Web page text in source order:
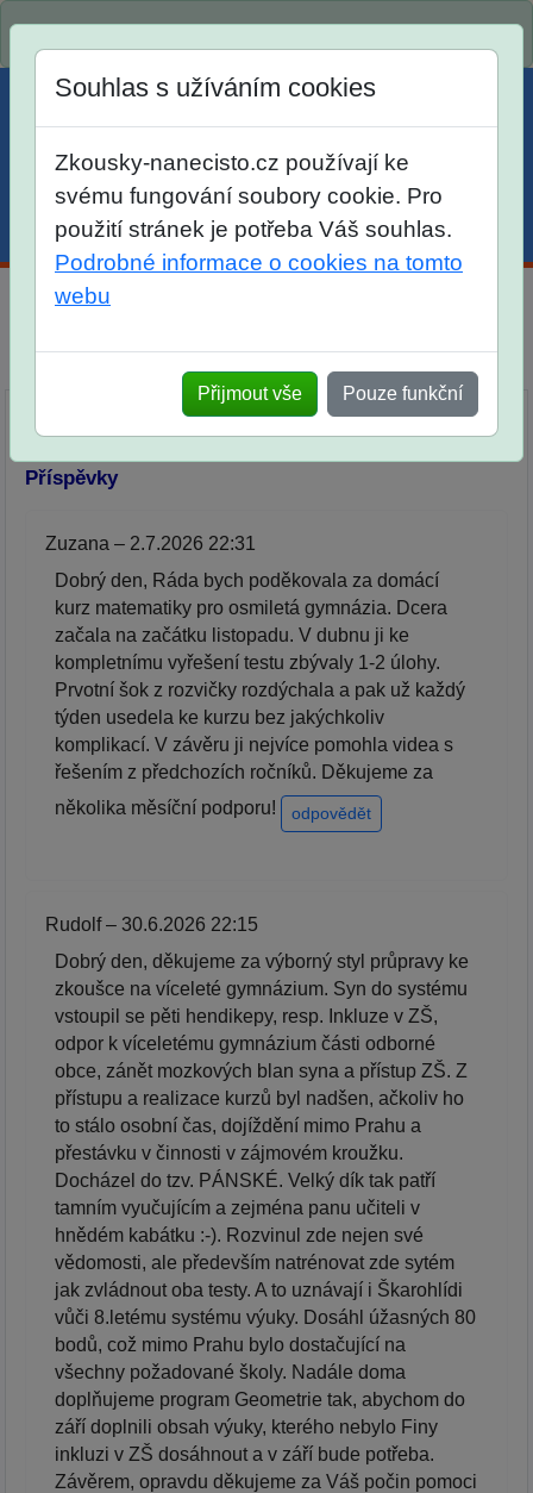
Menu Účet Košík
po skutečných přijímacích zkouškách
Souhlas s užíváním cookies
Zkousky-nanecisto.cz používají ke
svému fungování soubory cookie. Pro
použití stránek je potřeba Váš souhlas.
Podrobné informace o cookies na tomto
webu
Přijmout vše Pouze funkční
Přidat příspěvek
Příspěvky
Zuzana – 2.7.2026 22:31
Dobrý den, Ráda bych poděkovala za domácí
kurz matematiky pro osmiletá gymnázia. Dcera
začala na začátku listopadu. V dubnu ji ke
kompletnímu vyřešení testu zbývaly 1-2 úlohy.
Prvotní šok z rozvičky rozdýchala a pak už každý
týden usedela ke kurzu bez jakýchkoliv
komplikací. V závěru ji nejvíce pomohla videa s
řešením z předchozích ročníků. Děkujeme za
několika měsíční podporu!
odpovědět
Rudolf – 30.6.2026 22:15
Dobrý den, děkujeme za výborný styl průpravy ke
zkoušce na víceleté gymnázium. Syn do systému
vstoupil se pěti hendikepy, resp. Inkluze v ZŠ,
odpor k víceletému gymnázium části odborné
obce, zánět mozkových blan syna a přístup ZŠ. Z
přístupu a realizace kurzů byl nadšen, ačkoliv ho
to stálo osobní čas, dojíždění mimo Prahu a
přestávku v činnosti v zájmovém kroužku.
Docházel do tzv. PÁNSKÉ. Velký dík tak patří
tamním vyučujícím a zejména panu učiteli v
hnědém kabátku :-). Rozvinul zde nejen své
vědomosti, ale především natrénovat zde sytém
jak zvládnout oba testy. A to uznávají i Škarohlídi
vůči 8.letému systému výuky. Dosáhl úžasných 80
bodů, což mimo Prahu bylo dostačující na
všechny požadované školy. Nadále doma
doplňujeme program Geometrie tak, abychom do
září doplnili obsah výuky, kterého nebylo Finy
inkluzi v ZŠ dosáhnout a v září bude potřeba.
Závěrem, opravdu děkujeme za Váš počin pomoci